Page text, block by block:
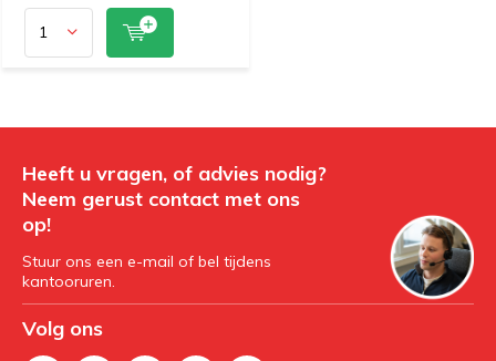
Heeft u vragen, of advies nodig?
Neem gerust contact met ons
op!
Stuur ons een e-mail of bel tijdens
kantooruren.
Volg ons